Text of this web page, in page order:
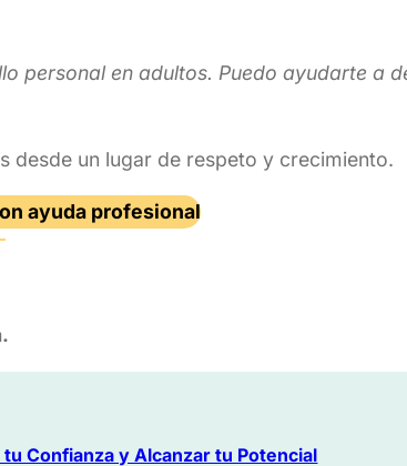
personal en adultos. Puedo ayudarte a
desde un lugar de respeto y crecimiento.
ayuda profesional
Confianza y Alcanzar tu Potencial